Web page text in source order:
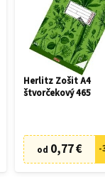
Herlitz Zošit A4
štvorčekový 465
od 0,77 € -